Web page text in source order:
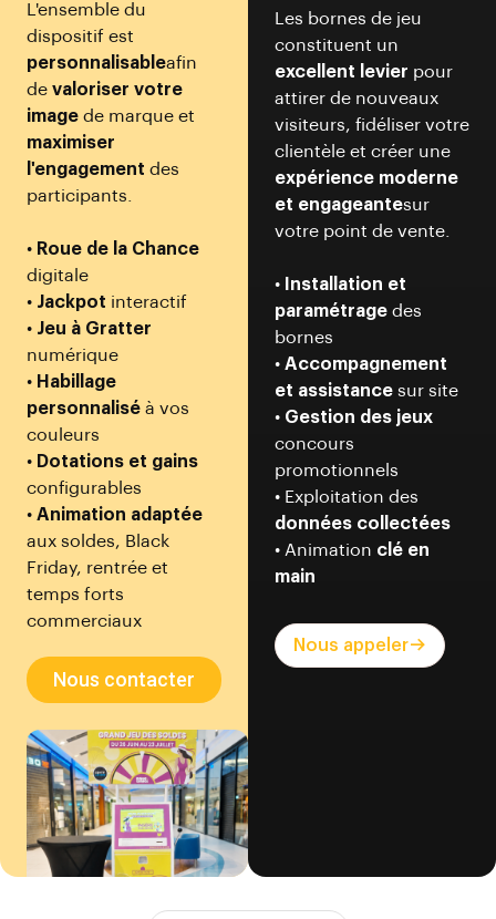
L'ensemble du
dispositif est
personnalisableafin
de valoriser votre
image de marque et
maximiser
l'engagement des
participants.
• Roue de la Chance
digitale
• Jackpot interactif
• Jeu à Gratter
numérique
• Habillage
personnalisé à vos
couleurs
• Dotations et gains
configurables
• Animation adaptée
aux soldes, Black
Friday, rentrée et
temps forts
commerciaux
Nous contacter
Les bornes de jeu
constituent un
excellent levier pour
attirer de nouveaux
visiteurs, fidéliser votre
clientèle et créer une
expérience moderne
et engageantesur
votre point de vente.
•
Installation et
paramétrage des
bornes
• Accompagnement
et assistance sur site
• Gestion des jeux
concours
promotionnels
• Exploitation des
données collectées
• Animation clé en
main
Nous appeler